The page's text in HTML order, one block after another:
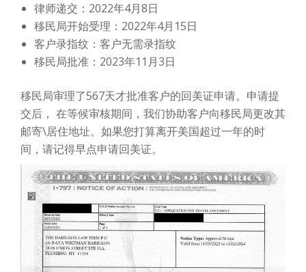
律师递交：2022年4月8日
移民局开始受理：2022年4月15日
客户录指纹：客户无需录指纹
移民局批准：2023年11月3日
移民局审理了567天才批准客户的回美证申请。申请提
交后， 在等候审核期间，我们协助客户向移民局更改其
邮寄\居住地址。如果您打算离开美国超过一年的时
间，请记得早点申请回美证。